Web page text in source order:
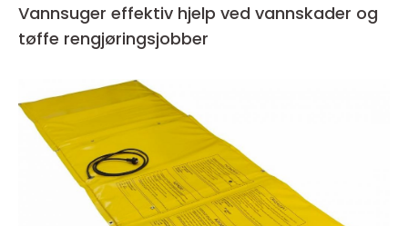
Vannsuger effektiv hjelp ved vannskader og
tøffe rengjøringsjobber